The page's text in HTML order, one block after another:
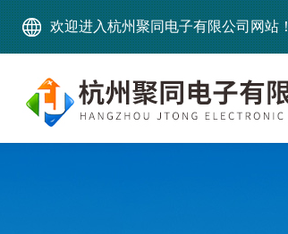
欢迎进入杭州聚同电子有限公司网站！